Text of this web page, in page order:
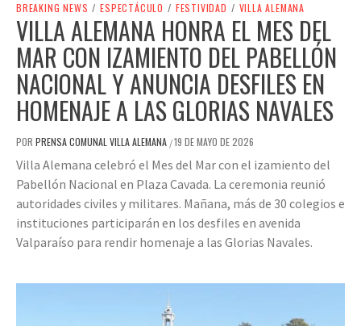
BREAKING NEWS / ESPECTÁCULO / FESTIVIDAD / VILLA ALEMANA
VILLA ALEMANA HONRA EL MES DEL
MAR CON IZAMIENTO DEL PABELLÓN
NACIONAL Y ANUNCIA DESFILES EN
HOMENAJE A LAS GLORIAS NAVALES
POR PRENSA COMUNAL VILLA ALEMANA /19 DE MAYO DE 2026
Villa Alemana celebró el Mes del Mar con el izamiento del
Pabellón Nacional en Plaza Cavada. La ceremonia reunió
autoridades civiles y militares. Mañana, más de 30 colegios e
instituciones participarán en los desfiles en avenida
Valparaíso para rendir homenaje a las Glorias Navales.